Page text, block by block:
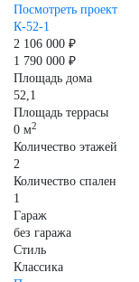
Посмотреть проект
К-52-1
2 106 000 ₽
1 790 000 ₽
Площадь дома
52,1
Площадь террасы
0 м2
Количество этажей
2
Количество спален
1
Гараж
без гаража
Стиль
Классика